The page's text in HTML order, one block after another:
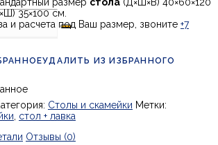
35×100 см.
и расчета под Ваш размер, звоните +7
УДАЛИТЬ ИЗ ИЗБРАННОГО
Столы и скамейки Метки:
стол + лавка
Отзывы (0)